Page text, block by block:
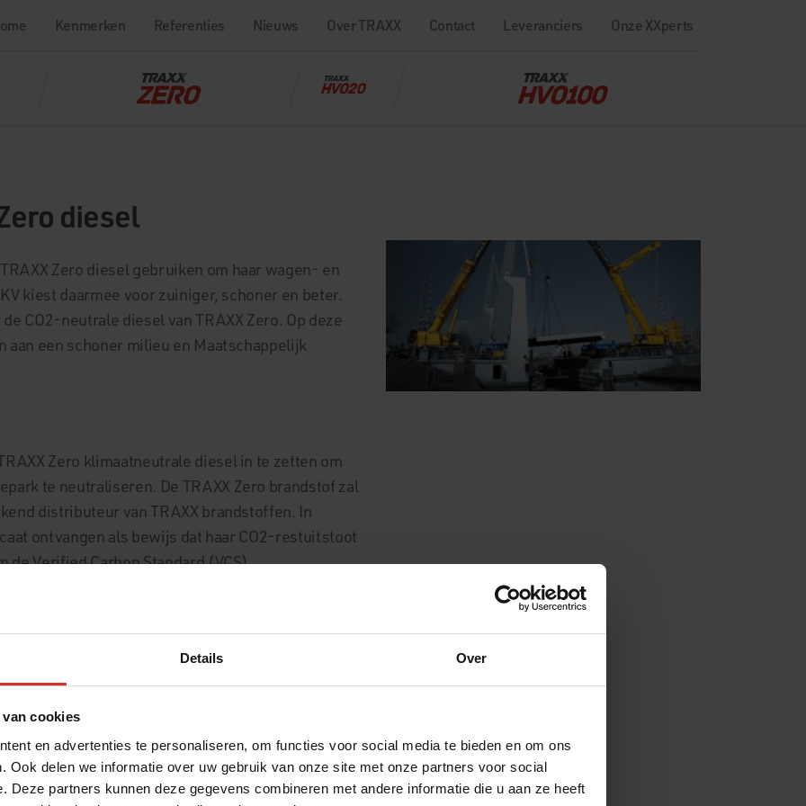
Details Over
cookies
en advertenties te personaliseren, om functies voor social media te bieden en om ons
Ook delen we informatie over uw gebruik van onze site met onze partners voor social
Deze partners kunnen deze gegevens combineren met andere informatie die u aan ze heeft
Kenmerken Referenties Nieuws Over TRAXX Contact Leveranciers Onze XXperts
diesel
Zero diesel gebruiken om haar wagen- en
kiest daarmee voor zuiniger, schoner en beter.
CO2-neutrale diesel van TRAXX Zero. Op deze
een schoner milieu en Maatschappelijk
Zero klimaatneutrale diesel in te zetten om
te neutraliseren. De TRAXX Zero brandstof zal
distributeur van TRAXX brandstoffen. In
ontvangen als bewijs dat haar CO2-restuitstoot
Verified Carbon Standard (VCS).
CO2 neutraal middels TRAXX Zero. De
‘Dalhuisen Duurzaam’ al langer bezig met
Het bedrijf behaalde de Lean and Green
CO2-reductie in vijf jaar.